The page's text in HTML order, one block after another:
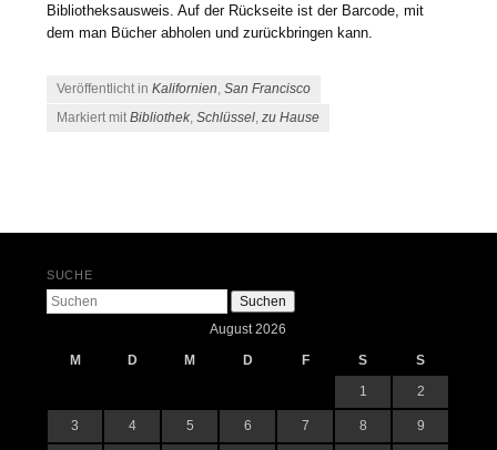
Bibliotheksausweis. Auf der Rückseite ist der Barcode, mit
dem man Bücher abholen und zurückbringen kann.
Veröffentlicht inKalifornien,San Francisco
Markiert mitBibliothek,Schlüssel,zu Hause
SUCHE
Suchen
August 2026
M
D M D F S
S
1
2
3 4 5 6 7 8 9